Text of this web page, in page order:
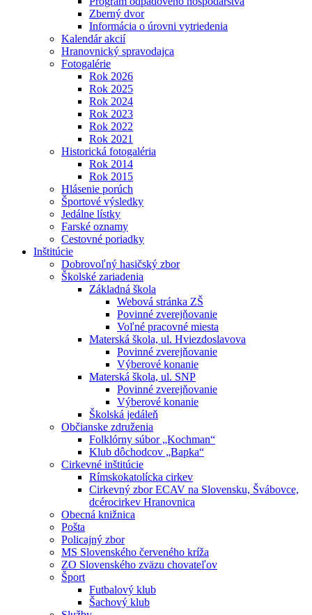
Zberný dvor
Informácia o úrovni vytriedenia
Kalendár akcií
Hranovnický spravodajca
Fotogalérie
Rok 2026
Rok 2025
Rok 2024
Rok 2023
Rok 2022
Rok 2021
Historická fotogaléria
Rok 2014
Rok 2015
Hlásenie porúch
Športové výsledky
Jedálne lístky
Farské oznamy
Cestovné poriadky
Inštitúcie
Dobrovoľný hasičský zbor
Školské zariadenia
Základná škola
Webová stránka ZŠ
Povinné zverejňovanie
Voľné pracovné miesta
Materská škola, ul. Hviezdoslavova
Povinné zverejňovanie
Výberové konanie
Materská škola, ul. SNP
Povinné zverejňovanie
Výberové konanie
Školská jedáleň
Občianske združenia
Folklórny súbor „Kochman“
Klub dôchodcov „Bapka“
Cirkevné inštitúcie
Rímskokatolícka cirkev
Cirkevný zbor ECAV na Slovensku, Švábovce,
dcérocirkev Hranovnica
Obecná knižnica
Pošta
Policajný zbor
MS Slovenského červeného kríža
ZO Slovenského zväzu chovateľov
Šport
Futbalový klub
Šachový klub